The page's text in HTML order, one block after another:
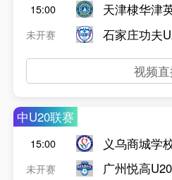
15:00
未开赛
天津棣华津
石家庄功夫
视频
中U20联赛
15:00
未开赛
义乌商城学
广州悦高U20